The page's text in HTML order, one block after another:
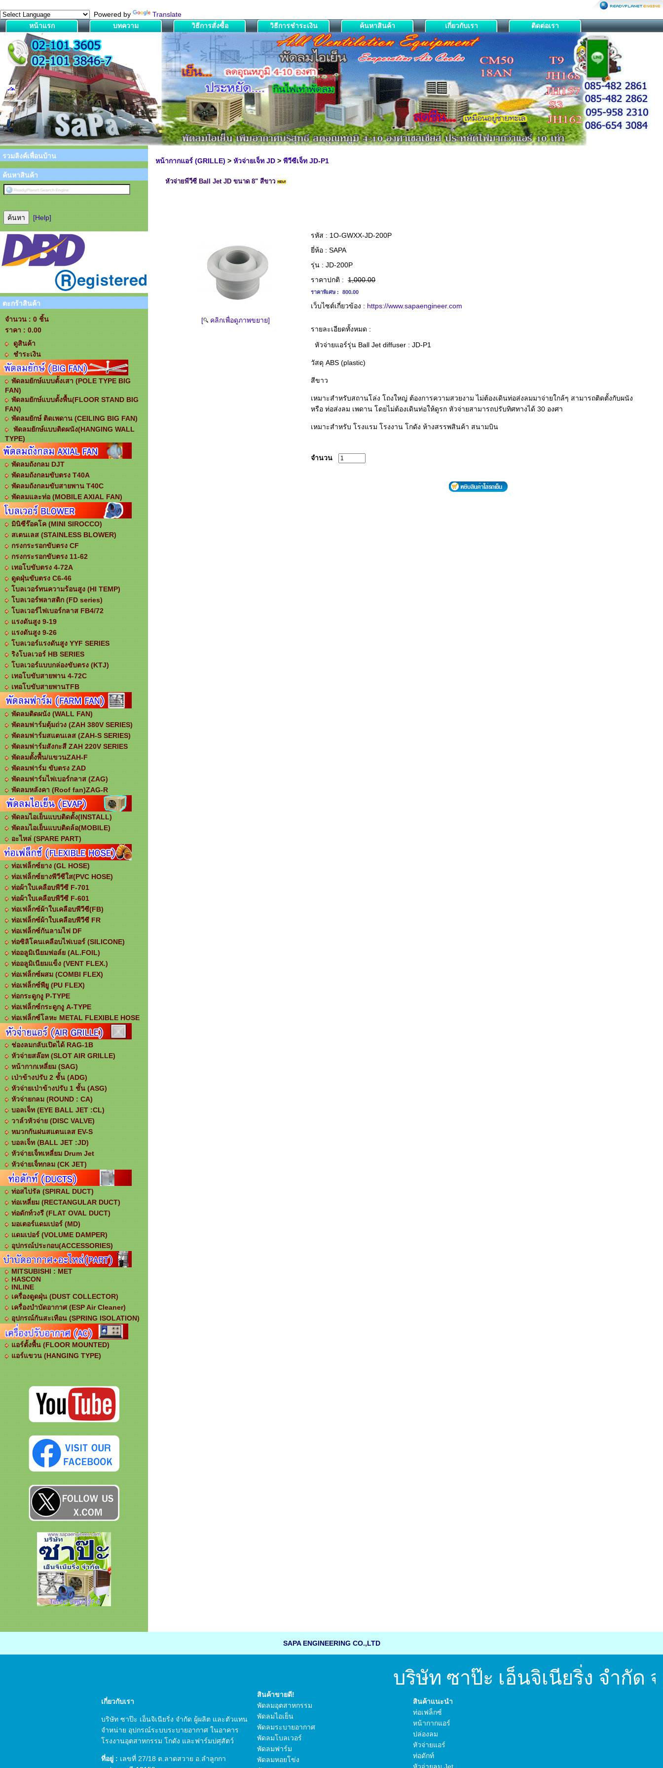
Powered by
Translate
หน้าแรก
บทความ วิธีการสั่งซื้อ วิธีการชำระเงิน ค้นหาสินค้า เกี่ยวกับเรา ติดต่อเรา
รวมลิงค์เพื่อนบ้าน
ค้นหาสินค้า
[Help]
ตะกร้าสินค้า
จำนวน : 0 ชิ้น
ราคา : 0.00
ดูสินค้า
ชำระเงิน
พัดลมยักษ์แบบตั้งเสา (POLE TYPE BIG
FAN)
พัดลมยักษ์แบบตั้งพื้น(FLOOR STAND BIG
FAN)
พัดลมยักษ์ ติดเพดาน (CEILING BIG FAN)
พัดลมยักษ์แบบติดผนัง(HANGING WALL
TYPE)
พัดลมถังกลม DJT
พัดลมถังกลมขับตรง T40A
พัดลมถังกลมขับสายพาน T40C
พัดลมและท่อ (MOBILE AXIAL FAN)
มินิซีร๊อคโค (MINI SIROCCO)
สเตนเลส (STAINLESS BLOWER)
กรงกระรอกขับตรง CF
กรงกระรอกขับตรง 11-62
เทอโบขับตรง 4-72A
ดูดฝุ่นขับตรง C6-46
โบลเวอร์ทนความร้อนสูง (HI TEMP)
โบลเวอร์พลาสติก (FD series)
โบลเวอร์ไฟเบอร์กลาส FB4/72
แรงดันสูง 9-19
แรงดันสูง 9-26
โบลเวอร์แรงดันสูง YYF SERIES
ริงโบลเวอร์ HB SERIES
โบลเวอร์แบบกล่องขับตรง (KTJ)
เทอโบขับสายพาน 4-72C
เทอโบขับสายพานTFB
พัดลมติดผนัง (WALL FAN)
พัดลมฟาร์มตุ้มถ่วง (ZAH 380V SERIES)
พัดลมฟาร์มสแตนเลส (ZAH-S SERIES)
พัดลมฟาร์มสังกะสี ZAH 220V SERIES
พัดลมตั้งพื้น/แขวนZAH-F
พัดลมฟาร์ม ขับตรง ZAD
พัดลมฟาร์มไฟเบอร์กลาส (ZAG)
พัดลมหลังคา (Roof fan)ZAG-R
พัดลมไอเย็นแบบติดตั้ง(INSTALL)
พัดลมไอเย็นแบบติดล้อ(MOBILE)
อะไหล่ (SPARE PART)
ท่อเฟล็กซ์ยาง (GL HOSE)
ท่อเฟล็กซ์ยางพีวีซีใส(PVC HOSE)
ท่อผ้าใบเคลือบพีวีซี F-701
ท่อผ้าใบเคลือบพีวีซี F-601
ท่อเฟล็กซ์ผ้าใบเคลือบพีวีซี(FB)
ท่อเฟล็กซ์ผ้าใบเคลือบพีวีซี FR
ท่อเฟล็กซ์กันลามไฟ DF
ท่อซิลิโคนเคลือบไฟเบอร์ (SILICONE)
ท่ออลูมิเนียมฟอล์ย (AL.FOIL)
ท่ออลูมิเนียมแข็ง (VENT FLEX.)
ท่อเฟล็กซ์ผสม (COMBI FLEX)
ท่อเฟล็กซ์พียู (PU FLEX)
ท่อกระดูกงู P-TYPE
ท่อเฟล็กซ์กระดูกงู A-TYPE
ท่อเฟล็กซ์โลหะ METAL FLEXIBLE HOSE
ช่องลมกลับเปิดได้ RAG-1B
หัวจ่ายสล๊อท (SLOT AIR GRILLE)
หน้ากากเหลี่ยม (SAG)
เป่าข้างปรับ 2 ชั้น (ADG)
หัวจ่ายเป่าข้างปรับ 1 ชั้น (ASG)
หัวจ่ายกลม (ROUND : CA)
บอลเจ็ท (EYE BALL JET :CL)
วาล์วหัวจ่าย (DISC VALVE)
หมวกกันฝนสแตนเลส EV-S
บอลเจ็ท (ฺBALL JET :JD)
หัวจ่ายเจ็ทเหลี่ยม Drum Jet
หัวจ่ายเจ็ทกลม (CK JET)
ท่อสไปรัล (SPIRAL DUCT)
ท่อเหลี่ยม (RECTANGULAR DUCT)
ท่อดักท์วงรี (FLAT OVAL DUCT)
มอเตอร์แดมเปอร์ (MD)
แดมเปอร์ (VOLUME DAMPER)
อุปกรณ์ประกอบ(ACCESSORIES)
MITSUBISHI : MET
HASCON
INLINE
เครื่องดูดฝุ่น (DUST COLLECTOR)
เครื่องบำบัดอากาศ (ESP Air Cleaner)
อุปกรณ์กันสะเทือน (SPRING ISOLATION)
แอร์ตั้งพื้น (FLOOR MOUNTED)
แอร์แขวน (HANGING TYPE)
หน้ากากแอร์ (GRILLE) > หัวจ่ายเจ็ท JD > พีวีซีเจ็ท JD-P1
หัวจ่ายพีวีซี Ball Jet JD ขนาด 8" สีขาว
[ คลิกเพื่อดูภาพขยาย]
รหัส : 1O-GWXX-JD-200P
ยี่ห้อ : SAPA
รุ่น : JD-200P
ราคาปกติ : 1,000.00
ราคาพิเศษ : 800.00
เว็บไซต์เกี่ยวข้อง : https://www.sapaengineer.com
รายละเอียดทั้งหมด :
หัวจ่ายแอร์รุ่น Ball Jet diffuser : JD-P1
วัสดุ ABS (plastic)
สีขาว
เหมาะสำหรับสถานโล่ง โถงใหญ่ ต้องการความสวยงาม ไม่ต้องเดินท่อส่งลมมาจ่ายใกล้ๆ สามารถติดตั้งกับผนัง
หรือ ท่อส่งลม เพดาน โดยไม่ต้องเดินท่อให้ดูรก หัวจ่ายสามารถปรับทิศทางได้ 30 องศา
เหมาะสำหรับ โรงแรม โรงงาน โกดัง ห้างสรรพสินค้า สนามบิน
จำนวน
SAPA ENGINEERING CO.,LTD
บริษัท ซาป๊ะ เอ็นจิเนียริ่ง จำกัด จ
เกี่ยวกับเรา
บริษัท ซาป๊ะ เอ็นจิเนียริ่ง จำกัด ผู้ผลิต และตัวแทน
จำหน่าย อุปกรณ์ระบบระบายอากาศ ในอาคาร
โรงงานอุตสาหกรรม โกดัง และฟาร์มปศุสัตว์
ที่อยู่ : เลขที่ 27/18 ต.ลาดสวาย อ.ลำลูกกา
สินค้าขายดี!
พัดลมอุตสาหกรรม
พัดลมไอเย็น
พัดลมระบายอากาศ
พัดลมโบลเวอร์
พัดลมฟาร์ม
พัดลมหอยโข่ง
สินค้าแนะนำ
ท่อเฟล็กซ์
หน้ากากแอร์
ปล่องลม
หัวจ่ายแอร์
ท่อดักท์